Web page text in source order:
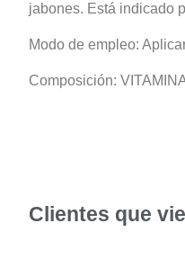
jabones. Está indicado
Modo de empleo:
Composición:
Clientes que